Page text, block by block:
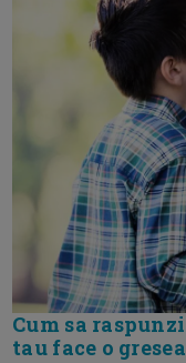
Cum sa
tau face o